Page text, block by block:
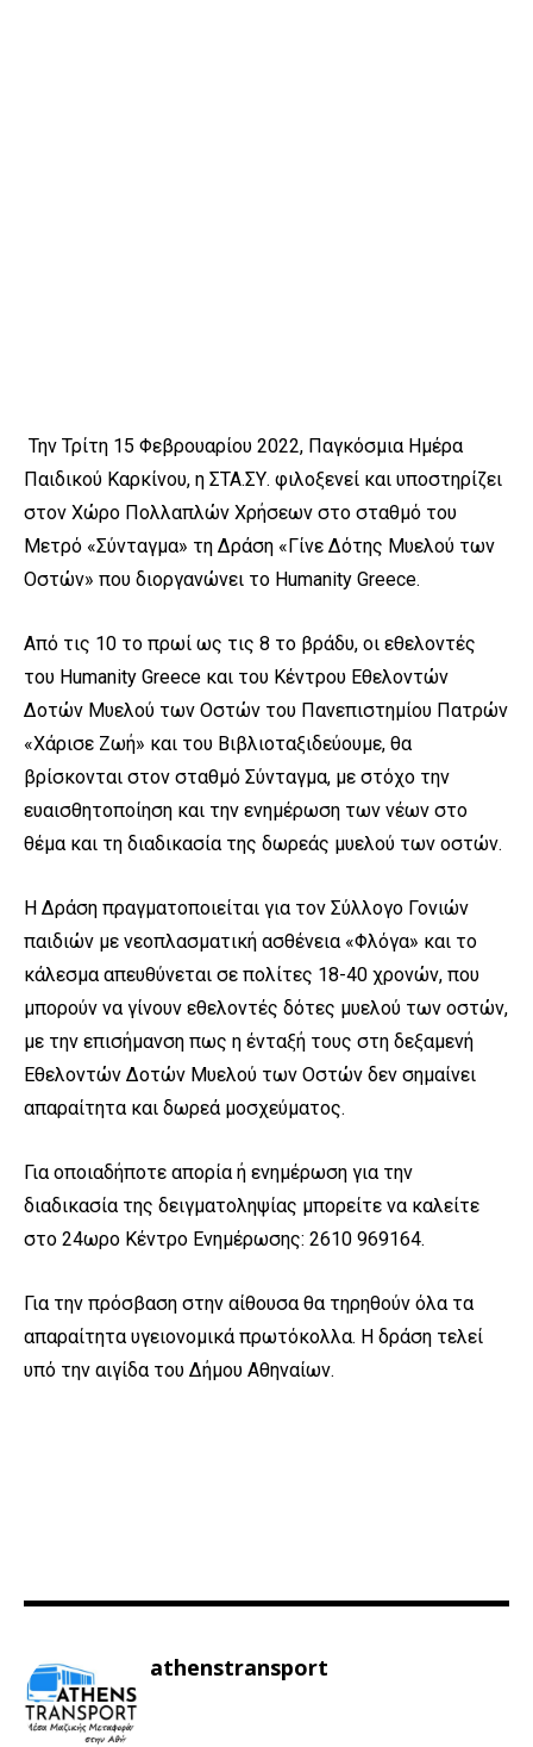
Την Τρίτη 15 Φεβρουαρίου 2022, Παγκόσμια Ημέρα
Παιδικού Καρκίνου, η ΣΤΑ.ΣΥ. φιλοξενεί και υποστηρίζει
στον Χώρο Πολλαπλών Χρήσεων στο σταθμό του
Μετρό «Σύνταγμα» τη Δράση «Γίνε Δότης Μυελού των
Οστών» που διοργανώνει το Humanity Greece.
Από τις 10 το πρωί ως τις 8 το βράδυ, οι εθελοντές
του Humanity Greece και του Κέντρου Εθελοντών
Δοτών Μυελού των Οστών του Πανεπιστημίου Πατρών
«Χάρισε Ζωή» και του Βιβλιοταξιδεύουμε, θα
βρίσκονται στον σταθμό Σύνταγμα, με στόχο την
ευαισθητοποίηση και την ενημέρωση των νέων στο
θέμα και τη διαδικασία της δωρεάς μυελού των οστών.
Η Δράση πραγματοποιείται για τον Σύλλογο Γονιών
παιδιών με νεοπλασματική ασθένεια «Φλόγα» και το
κάλεσμα απευθύνεται σε πολίτες 18-40 χρονών, που
μπορούν να γίνουν εθελοντές δότες μυελού των οστών,
με την επισήμανση πως η ένταξή τους στη δεξαμενή
Εθελοντών Δοτών Μυελού των Οστών δεν σημαίνει
απαραίτητα και δωρεά μοσχεύματος.
Για οποιαδήποτε απορία ή ενημέρωση για την
διαδικασία της δειγματοληψίας μπορείτε να καλείτε
στο 24ωρο Κέντρο Ενημέρωσης: 2610 969164.
Για την πρόσβαση στην αίθουσα θα τηρηθούν όλα τα
απαραίτητα υγειονομικά πρωτόκολλα. Η δράση τελεί
υπό την αιγίδα του Δήμου Αθηναίων.
athenstransport